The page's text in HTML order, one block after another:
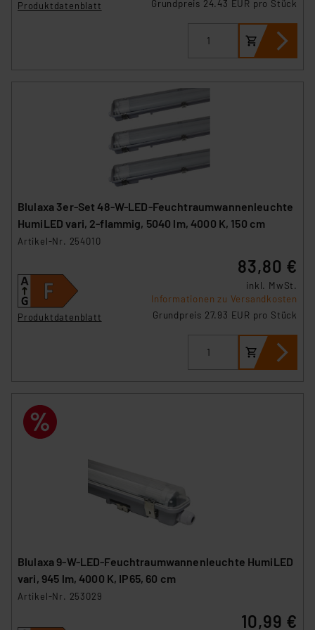
Produktdatenblatt Grundpreis 24.43 EUR pro Stück
Blulaxa 3er-Set 48-W-LED-Feuchtraumwannenleuchte
HumiLED vari, 2-flammig, 5040 lm, 4000 K, 150 cm
Artikel-Nr. 254010
Produktdatenblatt
83,80 €
inkl. MwSt.
Informationen zu Versandkosten
Grundpreis 27.93 EUR pro Stück
Blulaxa 9-W-LED-Feuchtraumwannenleuchte HumiLED
vari, 945 lm, 4000 K, IP65, 60 cm
Artikel-Nr. 253029
10,99 €